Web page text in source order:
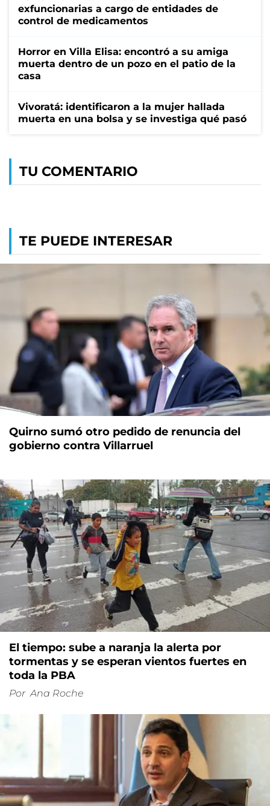
exfuncionarias a cargo de entidades de
control de medicamentos
Horror en Villa Elisa: encontró a su amiga
muerta dentro de un pozo en el patio de la
casa
Vivoratá: identificaron a la mujer hallada
muerta en una bolsa y se investiga qué pasó
TU COMENTARIO
TE PUEDE INTERESAR
Quirno sumó otro pedido de renuncia del
gobierno contra Villarruel
El tiempo: sube a naranja la alerta por
tormentas y se esperan vientos fuertes en
toda la PBA
Por Ana Roche